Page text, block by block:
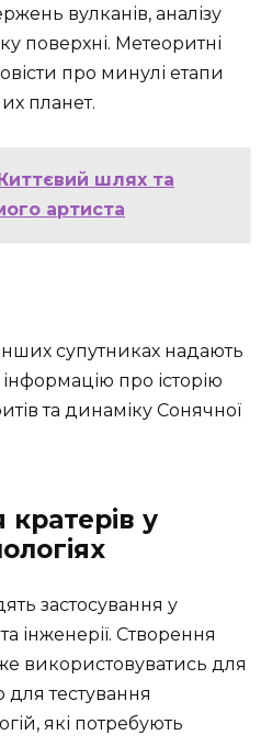
вулканів, аналізу
поверхні. Метеоритні
про минулі етапи
планет.
шлях та
артиста
супутниках надають
про історію
та динаміку Сонячної
у
застосування у
інженерії. Створення
використовуватись для
для тестування
які потребують